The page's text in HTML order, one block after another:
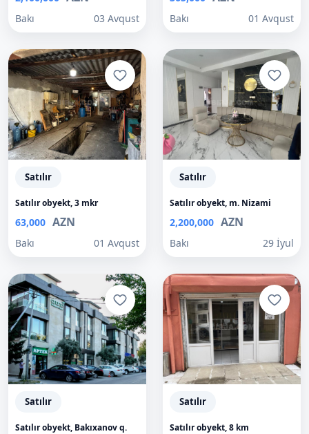
Bakı 03 Avqust Bakı 01 Avqust
Satılır
Satılır obyekt, 3 mkr
63,000 AZN
Bakı 01 Avqust
Satılır
Satılır obyekt, m. Nizami
2,200,000 AZN
Bakı 29 İyul
Satılır
Satılır obyekt, Bakıxanov q.
Satılır
Satılır obyekt, 8 km